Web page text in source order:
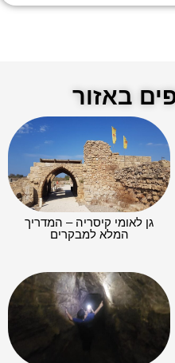
באזור
גן לאומי קיסריה – המדריך
המלא למבקרים